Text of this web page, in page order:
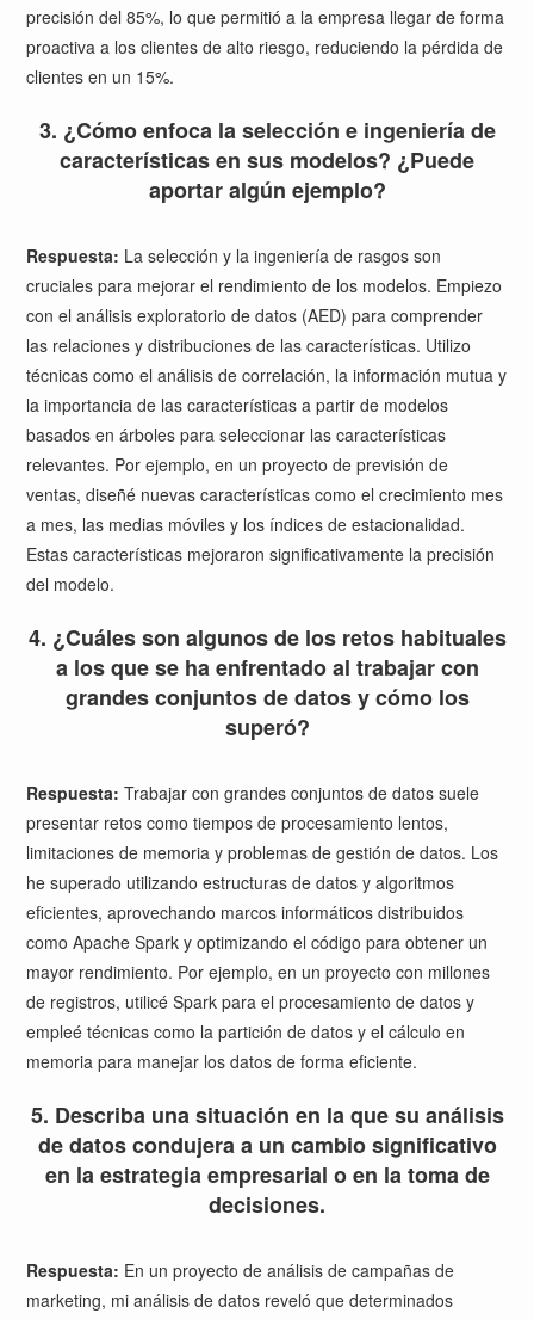
precisión del 85%, lo que permitió a la empresa llegar de forma
proactiva a los clientes de alto riesgo, reduciendo la pérdida de
clientes en un 15%.
3. ¿Cómo enfoca la selección e ingeniería de
características en sus modelos? ¿Puede
aportar algún ejemplo?
Respuesta: La selección y la ingeniería de rasgos son
cruciales para mejorar el rendimiento de los modelos. Empiezo
con el análisis exploratorio de datos (AED) para comprender
las relaciones y distribuciones de las características. Utilizo
técnicas como el análisis de correlación, la información mutua y
la importancia de las características a partir de modelos
basados en árboles para seleccionar las características
relevantes. Por ejemplo, en un proyecto de previsión de
ventas, diseñé nuevas características como el crecimiento mes
a mes, las medias móviles y los índices de estacionalidad.
Estas características mejoraron significativamente la precisión
del modelo.
4. ¿Cuáles son algunos de los retos habituales
a los que se ha enfrentado al trabajar con
grandes conjuntos de datos y cómo los
superó?
Respuesta: Trabajar con grandes conjuntos de datos suele
presentar retos como tiempos de procesamiento lentos,
limitaciones de memoria y problemas de gestión de datos. Los
he superado utilizando estructuras de datos y algoritmos
eficientes, aprovechando marcos informáticos distribuidos
como Apache Spark y optimizando el código para obtener un
mayor rendimiento. Por ejemplo, en un proyecto con millones
de registros, utilicé Spark para el procesamiento de datos y
empleé técnicas como la partición de datos y el cálculo en
memoria para manejar los datos de forma eficiente.
5. Describa una situación en la que su análisis
de datos condujera a un cambio significativo
en la estrategia empresarial o en la toma de
decisiones.
Respuesta: En un proyecto de análisis de campañas de
marketing, mi análisis de datos reveló que determinados